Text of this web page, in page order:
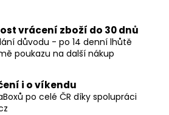
vrácení zboží do 30 dnů
důvodu - po 14 denní lhůtě
poukazu na další nákup
i o víkendu
po celé ČR díky spolupráci